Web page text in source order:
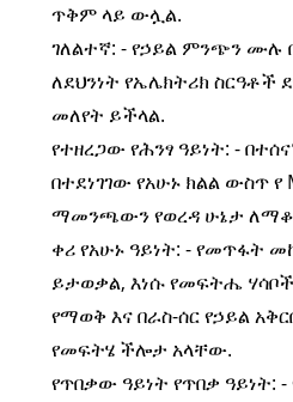
ጥቅም ላይ ውሏል.
ገለልተኛ: - የኃይል ምንጭን ሙሉ
ለደህንነት የኤሌክትሪክ
መለየት ይችላል.
የተዘረጋው የሕንፃ ዓይነት: -
በተደነገገው የአሁኑ ክልል ውስጥ የ
ማመንጫውን የወረዳ ሁኔታ
ቀሪ የአሁኑ ዓይነት: - የመጥፋት
ይታወቃል, እነሱ የመፍትሔ
የማወቅ እና በራስ-ሰር የኃይል
የመፍትሄ ችሎታ አላቸው.
የጥበቃው ዓይነት የጥበቃ ዓይነት: